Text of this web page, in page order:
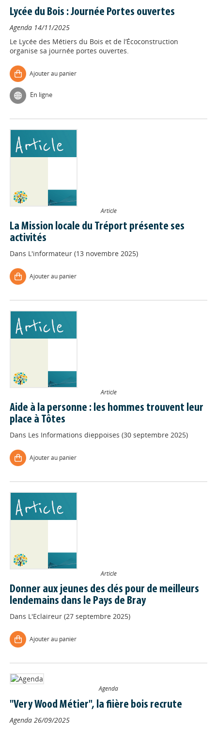
Lycée du Bois : Journée Portes ouvertes
Agenda 14/11/2025
Le Lycée des Métiers du Bois et de l’Écoconstruction
organise sa journée portes ouvertes.
Ajouter au panier
En ligne
Article
La Mission locale du Tréport présente ses
activités
Dans L'informateur (13 novembre 2025)
Ajouter au panier
Article
Aide à la personne : les hommes trouvent leur
place à Tôtes
Dans Les Informations dieppoises (30 septembre 2025)
Ajouter au panier
Article
Donner aux jeunes des clés pour de meilleurs
lendemains dans le Pays de Bray
Dans L'Eclaireur (27 septembre 2025)
Ajouter au panier
Agenda
"Very Wood Métier", la fiière bois recrute
Agenda 26/09/2025